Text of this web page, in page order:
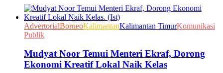
AdvertorialBorneoKalimantanKalimantan TimurKomunikasi
Publik
Mudyat Noor Temui Menteri Ekraf, Dorong
Ekonomi Kreatif Lokal Naik Kelas